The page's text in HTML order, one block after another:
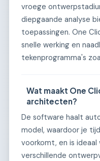
vroege
diepgaande analyse
toepassingen. One
snelle werking en
tekenprogramma's
Wat maakt One
architecten?
De software haalt
model, waardoor je
voorkomt, en is
verschillende